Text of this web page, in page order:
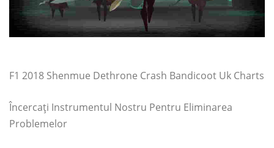
F1 2018 Shenmue Dethrone Crash Bandicoot Uk Charts
Încercați Instrumentul Nostru Pentru Eliminarea
Problemelor